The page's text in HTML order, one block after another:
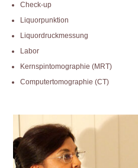
Check-up
Liquorpunktion
Liquordruckmessung
Labor
Kernspintomographie (MRT)
Computertomographie (CT)